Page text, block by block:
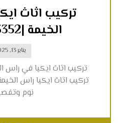
تركيب اثاث
الخيمة |0566713352
يناير 13, 2025
تركيب اثاث ايكيا في راس
تركيب اثاث ايكيا راس
نوم